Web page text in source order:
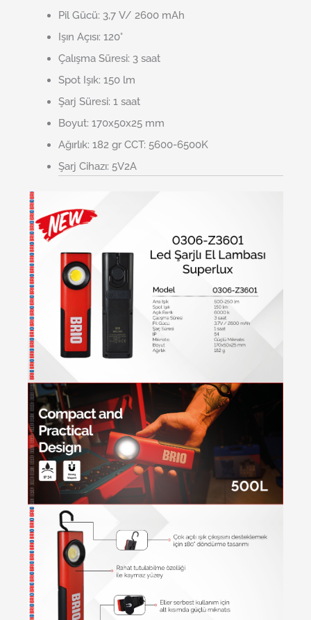
Pil Gücü: 3,7 V/ 2600 mAh
Işın Açısı: 120°
Çalışma Süresi: 3 saat
Spot Işık: 150 lm
Şarj Süresi: 1 saat
Boyut: 170x50x25 mm
Ağırlık: 182 gr CCT: 5600-6500K
Şarj Cihazı: 5V2A